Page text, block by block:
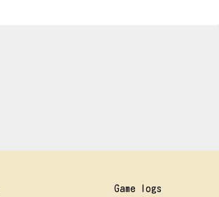
Game logs